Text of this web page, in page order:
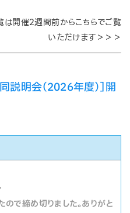
開催2週間前からこちらでご覧
いただけます＞＞＞
説明会（2026年度）］開
で締め切りました。ありがと